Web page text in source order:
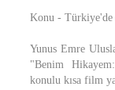
Konu - Türkiye'de
Yunus Emre
"Benim
konulu kısa film